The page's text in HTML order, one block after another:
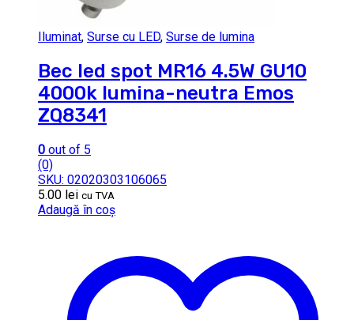
Iluminat, Surse cu LED, Surse de lumina
Bec led spot MR16 4.5W GU10
4000k lumina-neutra Emos
ZQ8341
0 out of 5
(0)
SKU: 02020303106065
5.00 lei cu TVA
Adaugă în coș